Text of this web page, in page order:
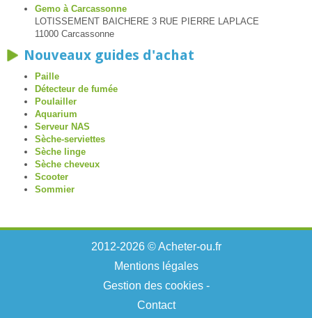
Gemo à Carcassonne
LOTISSEMENT BAICHERE 3 RUE PIERRE LAPLACE
11000 Carcassonne
Nouveaux guides d'achat
Paille
Détecteur de fumée
Poulailler
Aquarium
Serveur NAS
Sèche-serviettes
Sèche linge
Sèche cheveux
Scooter
Sommier
2012-2026 © Acheter-ou.fr
Mentions légales
Gestion des cookies-
Contact